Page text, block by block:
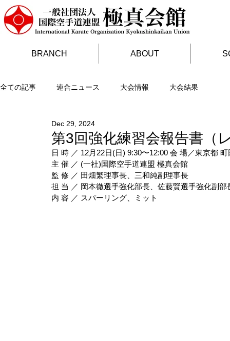
BRANCH ABOUT
全ての記事 連合ニュース 大会情報 大会結果
第3回強化練習会報告書（
Dec 29, 2024
日 時 ／ 12月22日(日) 9:30〜12:00 会 場／東京都
主 催 ／ (一社)国際空手道連盟 極真会館
監 修 ／ 田畑繁理事長、三和純副理事長
担 当 ／ 岡本徹選手強化部長、佐藤賢選手強化副部
内 容 ／ スパーリング、ミット